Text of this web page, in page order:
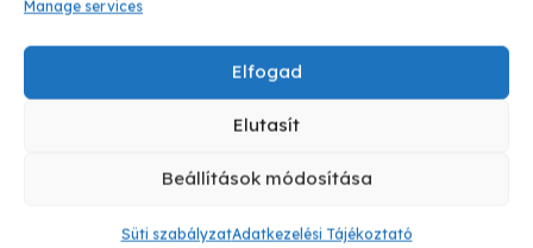
Manage services
Elfogad
Elutasít
Beállítások módosítása
Süti szabályzatAdatkezelési Tájékoztató
akarja.